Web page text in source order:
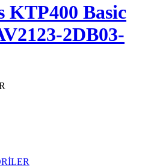
KTP400 Basic
2DB03-